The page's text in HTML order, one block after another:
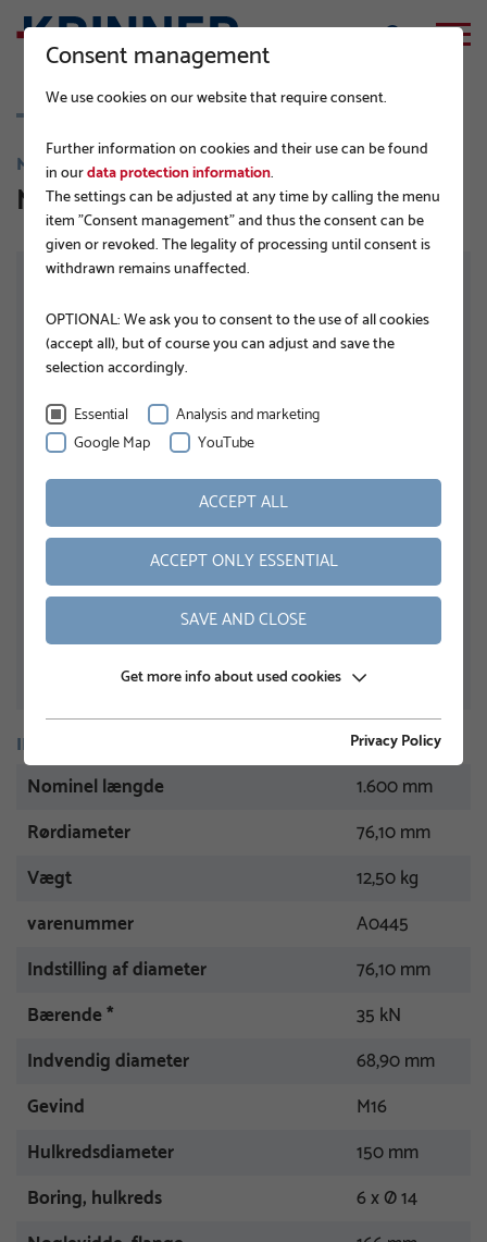
M-SERIE
M 76x1600-M16
INFORMATION
Nominel længde
1.600 mm
Rørdiameter
76,10 mm
Vægt
12,50 kg
varenummer
A0445
Indstilling af diameter
76,10 mm
Bærende *
35 kN
Indvendig diameter
68,90 mm
Gevind
M16
Hulkredsdiameter
150 mm
Boring, hulkreds
6 x Ø 14
Consent management
We use cookies on our website that require consent.
Further information on cookies and their use can be found
in ourdata protection information.
The settings can be adjusted at any time by calling the menu
item "Consent management" and thus the consent can be
given or revoked. The legality of processing until consent is
withdrawn remains unaffected.
OPTIONAL: We ask you to consent to the use of all cookies
(accept all), but of course you can adjust and save the
selection accordingly.
Essential
Analysis and marketing
Google Map
YouTube
ACCEPT ALL
ACCEPT ONLY ESSENTIAL
SAVE AND CLOSE
Get more info about used cookies
Privacy Policy